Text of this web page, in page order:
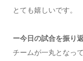
とても嬉しいです。
ー今日の試合を振り
チームが一丸となっ